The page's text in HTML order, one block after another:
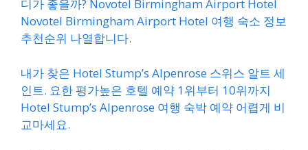
디가 좋을까? Novotel Birmingham Airport Hotel
Novotel Birmingham Airport Hotel 여행 숙소 정보
추천순위 나열합니다.
내가 찾은 Hotel Stump’s Alpenrose 스위스 알트 세
인트. 요한 평가높은 호텔 예약 1위부터 10위까지
Hotel Stump’s Alpenrose 여행 숙박 예약 어렵게 비
교마세요.